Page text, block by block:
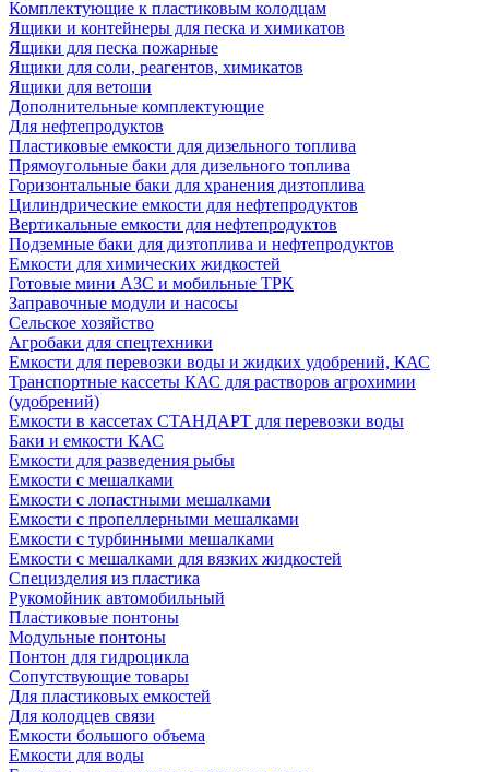
Комплектующие к пластиковым колодцам
Ящики и контейнеры для песка и химикатов
Ящики для песка пожарные
Ящики для соли, реагентов, химикатов
Ящики для ветоши
Дополнительные комплектующие
Для нефтепродуктов
Пластиковые емкости для дизельного топлива
Прямоугольные баки для дизельного топлива
Горизонтальные баки для хранения дизтоплива
Цилиндрические емкости для нефтепродуктов
Вертикальные емкости для нефтепродуктов
Подземные баки для дизтоплива и нефтепродуктов
Емкости для химических жидкостей
Готовые мини АЗС и мобильные ТРК
Заправочные модули и насосы
Сельское хозяйство
Агробаки для спецтехники
Емкости для перевозки воды и жидких удобрений, КАС
Транспортные кассеты КАС для растворов агрохимии
(удобрений)
Емкости в кассетах СТАНДАРТ для перевозки воды
Баки и емкости КАС
Емкости для разведения рыбы
Емкости с мешалками
Емкости с лопастными мешалками
Емкости с пропеллерными мешалками
Емкости с турбинными мешалками
Емкости с мешалками для вязких жидкостей
Специзделия из пластика
Рукомойник автомобильный
Пластиковые понтоны
Модульные понтоны
Понтон для гидроцикла
Сопутствующие товары
Для пластиковых емкостей
Для колодцев связи
Емкости большого объема
Емкости для воды